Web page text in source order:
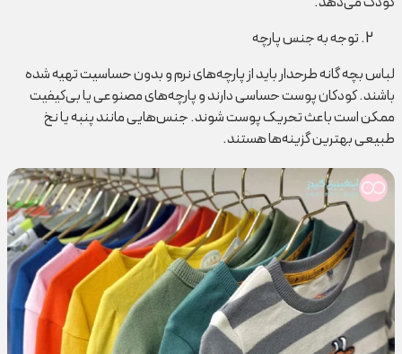
توجه به جنس پارچه
لباس بچه گانه طرحدار باید از پارچه‌های نرم و بدون حساسیت تهیه شده
باشند. کودکان پوست حساسی دارند و پارچه‌های مصنوعی یا بی‌کیفیت
ممکن است باعث تحریک پوست شوند. جنس‌هایی مانند پنبه یا نخ
طبیعی بهترین گزینه‌ها هستند.